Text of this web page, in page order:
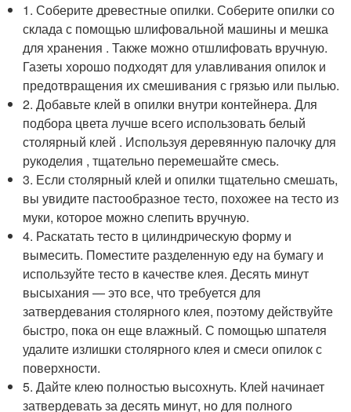
1. Соберите древестные опилки. Соберите опилки со
склада с помощью шлифовальной машины и мешка
для хранения . Также можно отшлифовать вручную.
Газеты хорошо подходят для улавливания опилок и
предотвращения их смешивания с грязью или пылью.
2. Добавьте клей в опилки внутри контейнера. Для
подбора цвета лучше всего использовать белый
столярный клей . Используя деревянную палочку для
рукоделия , тщательно перемешайте смесь.
3. Если столярный клей и опилки тщательно смешать,
вы увидите пастообразное тесто, похожее на тесто из
муки, которое можно слепить вручную.
4. Раскатать тесто в цилиндрическую форму и
вымесить. Поместите разделенную еду на бумагу и
используйте тесто в качестве клея. Десять минут
высыхания — это все, что требуется для
затвердевания столярного клея, поэтому действуйте
быстро, пока он еще влажный. С помощью шпателя
удалите излишки столярного клея и смеси опилок с
поверхности.
5. Дайте клею полностью высохнуть. Клей начинает
затвердевать за десять минут, но для полного